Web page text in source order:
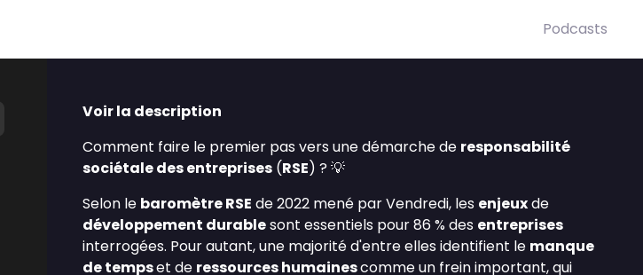
Podcasts
Voir la description
Comment faire le premier pas vers une démarche de responsabilité
sociétale des entreprises (RSE) ? 💡
Selon le baromètre RSE de 2022 mené par Vendredi, les enjeuxde
développement durablesont essentiels pour 86 % des entreprises
interrogées. Pour autant, une majorité d'entre elles identifient le manque
de tempset de ressources humainescomme un frein important, qui